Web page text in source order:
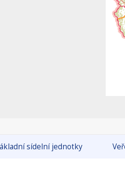
sídelní jednotky